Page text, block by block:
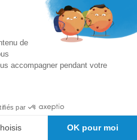
de
accompagner pendant votre
par
OK pour moi